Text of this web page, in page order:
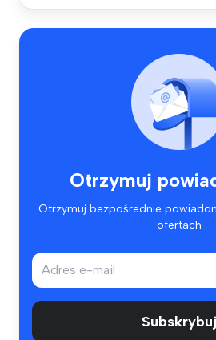
Otrzymuj
Otrzymuj bezpośrednie
ofertach
Subskrybuj